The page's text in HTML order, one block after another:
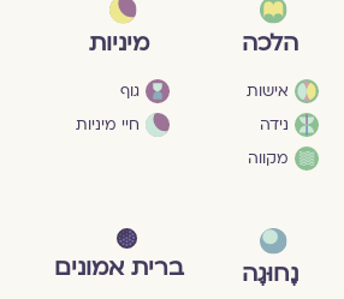
הלכה
אישות
נידה
מקווה
מיניות
גוף
חיי מיניות
נָחוּגָה ברית אמונים